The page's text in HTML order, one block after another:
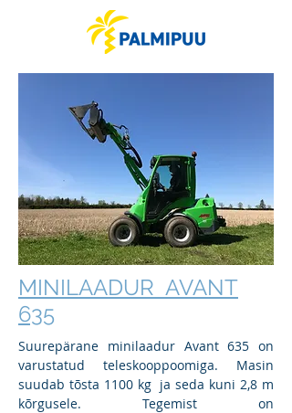
MINILAADUR AVANT
635
Suurepärane minilaadur Avant 635 on
varustatud teleskooppoomiga. Masin
suudab tõsta 1100 kg ja seda kuni 2,8 m
kõrgusele. Tegemist on